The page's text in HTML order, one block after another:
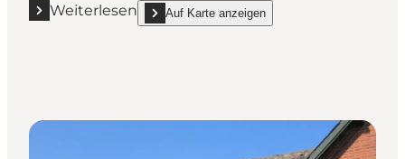
Weiterlesen
Mehr erfahren "Hostel California"
Auf Karte anzeigen
show Hostel California on_map